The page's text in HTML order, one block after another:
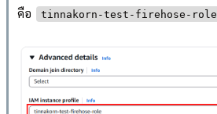
คือ
tinnakorn-test-firehose-role